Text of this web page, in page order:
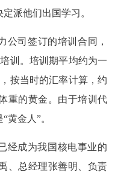
派他们出国学习。
公司签订的培训合同，
训。培训期平均约为一
按当时的汇率计算，约
重的黄金。由于培训代
黄金人”。
经成为我国核电事业的
、总经理张善明、负责